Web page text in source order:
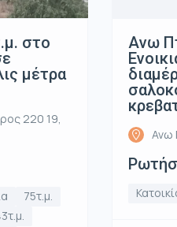
στο
μέτρα
220 19,
75τ.μ.
Ανω
Ανω